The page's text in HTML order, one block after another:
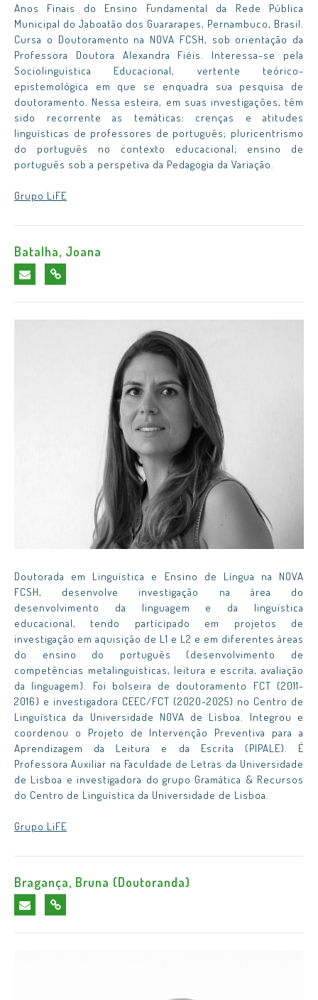
Anos Finais do Ensino Fundamental da Rede Pública
Municipal do Jaboatão dos Guararapes, Pernambuco, Brasil.
Cursa o Doutoramento na NOVA FCSH, sob orientação da
Professora Doutora Alexandra Fiéis. Interessa-se pela
Sociolinguística Educacional, vertente teórico-
epistemológica em que se enquadra sua pesquisa de
doutoramento. Nessa esteira, em suas investigações, têm
sido recorrente as temáticas: crenças e atitudes
linguísticas de professores de português; pluricentrismo
do português no contexto educacional; ensino de
português sob a perspetiva da Pedagogia da Variação.
Grupo LiFE
Batalha, Joana
Doutorada em Linguística e Ensino de Língua na NOVA
FCSH, desenvolve investigação na área do
desenvolvimento da linguagem e da linguística
educacional, tendo participado em projetos de
investigação em aquisição de L1 e L2 e em diferentes áreas
do ensino do português (desenvolvimento de
competências metalinguísticas, leitura e escrita, avaliação
da linguagem). Foi bolseira de doutoramento FCT (2011-
2016) e investigadora CEEC/FCT (2020-2025) no Centro de
Linguística da Universidade NOVA de Lisboa. Integrou e
coordenou o Projeto de Intervenção Preventiva para a
Aprendizagem da Leitura e da Escrita (PIPALE). É
Professora Auxiliar na Faculdade de Letras da Universidade
de Lisboa e investigadora do grupo Gramática & Recursos
do Centro de Linguística da Universidade de Lisboa.
Grupo LiFE
Bragança, Bruna (Doutoranda)